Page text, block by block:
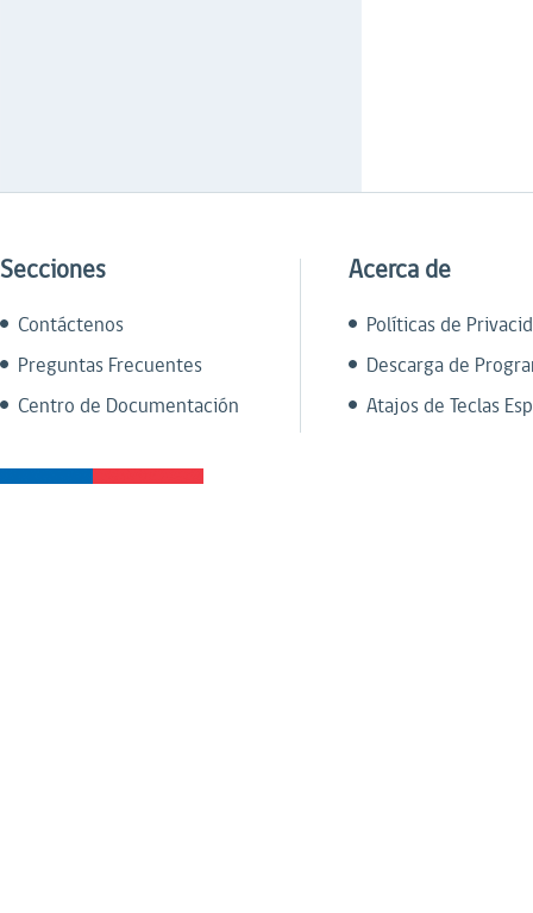
Secciones
Contáctenos
Preguntas Frecuentes
Centro de Documentación
Acerca de
Políticas de
Descarga de
Atajos de Teclas